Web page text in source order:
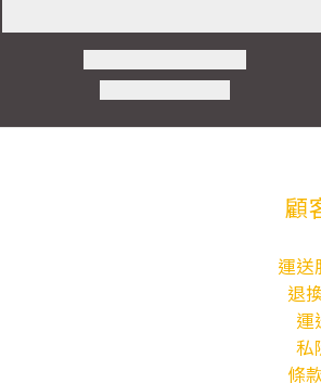
顧
運送
退
運
私
條